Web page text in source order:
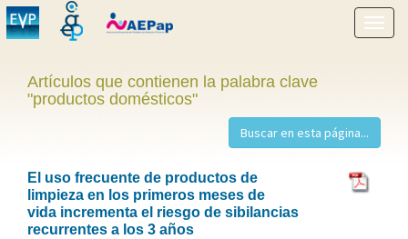
menú
Artículos que contienen la palabra clave
"productos domésticos"
El uso frecuente de productos de
limpieza en los primeros meses de
vida incrementa el riesgo de sibilancias
recurrentes a los 3 años